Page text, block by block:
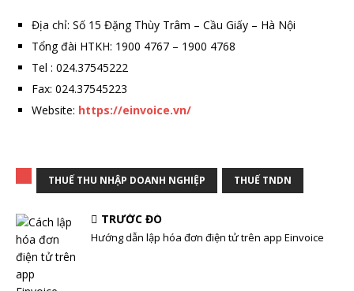
Địa chỉ: Số 15 Đặng Thùy Trâm – Cầu Giấy – Hà Nội
Tổng đài HTKH: 1900 4767 – 1900 4768
Tel : 024.37545222
Fax: 024.37545223
Website: https://einvoice.vn/
THUẾ THU NHẬP DOANH NGHIỆP THUẾ TNDN
TRƯỚC ĐÓ
Hướng dẫn lập hóa đơn điện tử trên app Einvoice